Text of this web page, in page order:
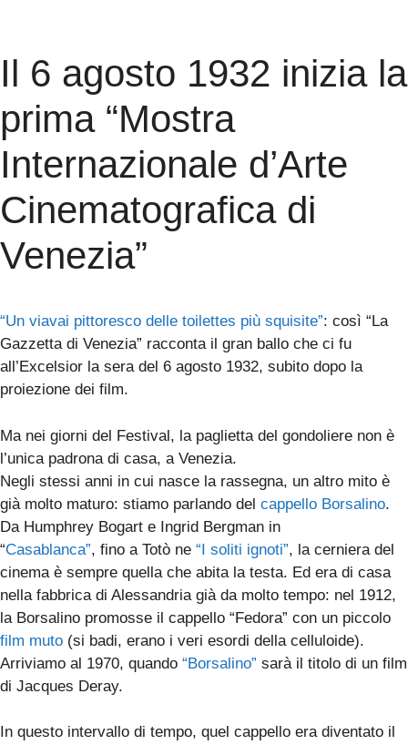
Il 6 agosto 1932 inizia la
prima “Mostra
Internazionale d’Arte
Cinematografica di
Venezia”
“Un viavai pittoresco delle toilettes più squisite”: così “La
Gazzetta di Venezia” racconta il gran ballo che ci fu
all’Excelsior la sera del 6 agosto 1932, subito dopo la
proiezione dei film.
Ma nei giorni del Festival, la paglietta del gondoliere non è
l’unica padrona di casa, a Venezia.
Negli stessi anni in cui nasce la rassegna, un altro mito è
già molto maturo: stiamo parlando del cappello Borsalino.
Da Humphrey Bogart e Ingrid Bergman in
“Casablanca”, fino a Totò ne “I soliti ignoti”, la cerniera del
cinema è sempre quella che abita la testa. Ed era di casa
nella fabbrica di Alessandria già da molto tempo: nel 1912,
la Borsalino promosse il cappello “Fedora” con un piccolo
film muto (si badi, erano i veri esordi della celluloide).
Arriviamo al 1970, quando “Borsalino” sarà il titolo di un film
di Jacques Deray.
In questo intervallo di tempo, quel cappello era diventato il